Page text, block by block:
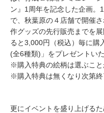
ン』1周年を記念した企画。
で、秋葉原の４店舗で開催
作グッズの先行販売までを
ると3,000円（税込）毎に購
(全6種類)」をプレゼントいた
※購入特典の絵柄は選ぶこと
※購入特典は無くなり次第終
更にイベントを盛り上げる